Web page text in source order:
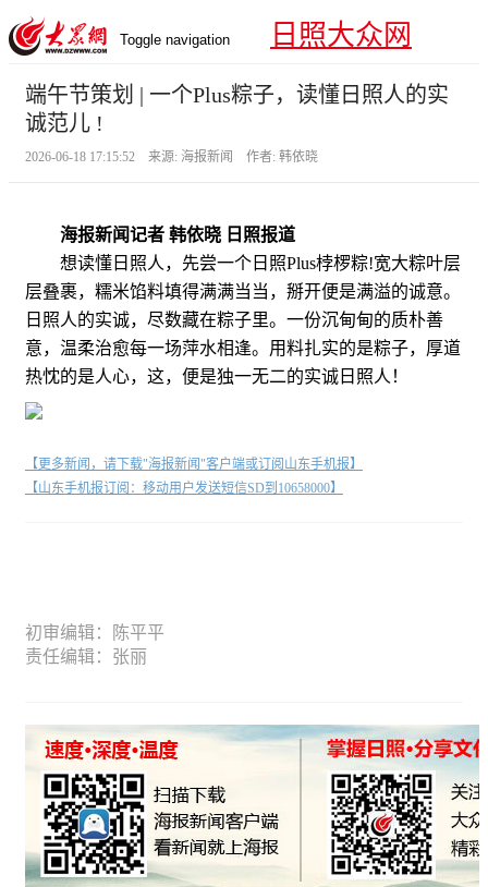
Toggle navigation 日照大众网
端午节策划 | 一个Plus粽子，读懂日照人的实
诚范儿 !
2026-06-18 17:15:52 来源: 海报新闻 作者: 韩依晓
海报新闻记者 韩依晓 日照报道
想读懂日照人，先尝一个日照Plus桲椤粽!宽大粽叶层
层叠裹，糯米馅料填得满满当当，掰开便是满溢的诚意。
日照人的实诚，尽数藏在粽子里。一份沉甸甸的质朴善
意，温柔治愈每一场萍水相逢。用料扎实的是粽子，厚道
热忱的是人心，这，便是独一无二的实诚日照人！
【更多新闻，请下载"海报新闻"客户端或订阅山东手机报】
【山东手机报订阅：移动用户发送短信SD到10658000】
初审编辑：陈平平
责任编辑：张丽